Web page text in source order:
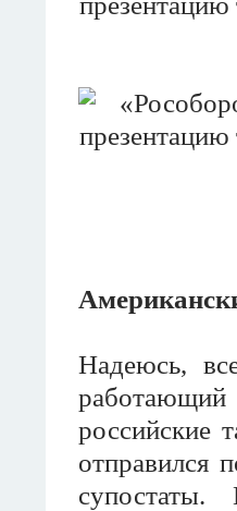
Надеюсь,
российские
отправился